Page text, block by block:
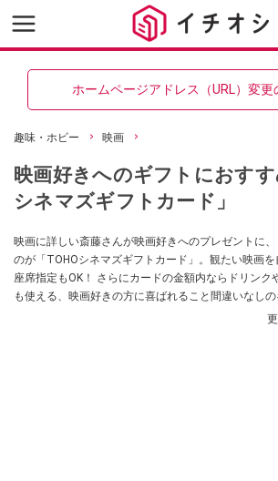
ホームページアドレス（URL）変更
趣味・ホビー 映画
映画好きへのギフトにおすす
シネマズギフトカード」
映画に詳しい斎藤さんが映画好きへのプレゼントに
のが「TOHOシネマズギフトカード」。観たい映画
座席指定もOK！ さらにカードの金額内ならドリンク
も使える、映画好きの方に喜ばれること間違いなしの